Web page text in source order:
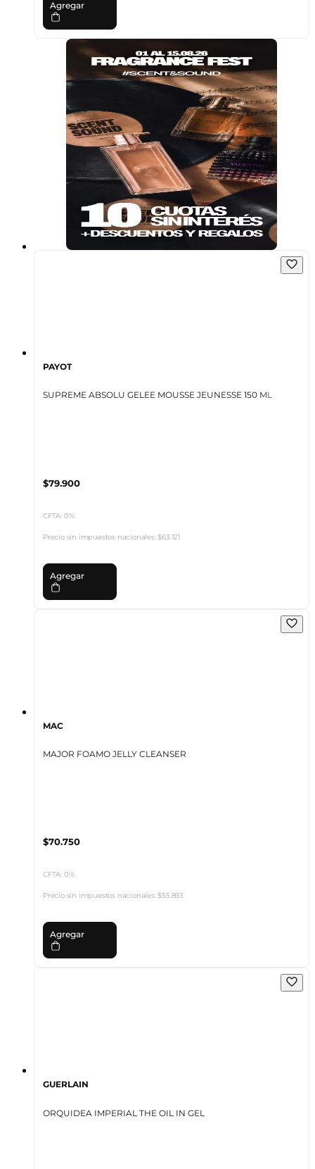
Agregar
PAYOT
SUPREME ABSOLU GELEE MOUSSE JEUNESSE 150 ML
$79.900
CFTA: 0%
Precio sin impuestos nacionales:$63.121
Agregar
MAC
MAJOR FOAMO JELLY CLEANSER
$70.750
CFTA: 0%
Precio sin impuestos nacionales:$55.893
Agregar
GUERLAIN
ORQUIDEA IMPERIAL THE OIL IN GEL